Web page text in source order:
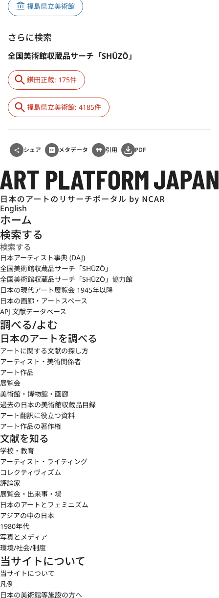
福島県立美術館
さらに検索
全国美術館収蔵品サーチ「SHŪZŌ」
鎌田正蔵: 175件
福島県立美術館: 4185件
シェア メタデータ 引用 PDF
English
ホーム
検索する
日本アーティスト事典 (DAJ)
全国美術館収蔵品サーチ「SHŪZŌ」
全国美術館収蔵品サーチ「SHŪZŌ」協力館
日本の現代アート展覧会 1945年以降
日本の画廊・アートスペース
APJ 文献データベース
調べる/よむ
日本のアートを調べる
アートに関する文献の探し方
アーティスト・美術関係者
アート作品
展覧会
美術館・博物館・画廊
過去の日本の美術館収蔵品目録
アート翻訳に役立つ資料
アート作品の著作権
文献を知る
学校・教育
アーティスト・ライティング
コレクティヴィズム
評論家
展覧会・出来事・場
日本のアートとフェミニズム
アジアの中の日本
1980年代
写真とメディア
環境/社会/制度
当サイトについて
当サイトについて
凡例
日本の美術館等施設の方へ